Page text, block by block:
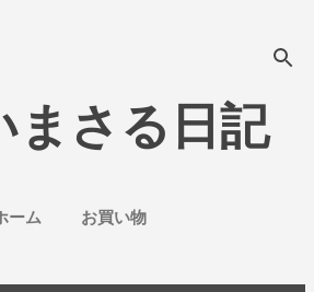
まさる日記
ーム お買い物